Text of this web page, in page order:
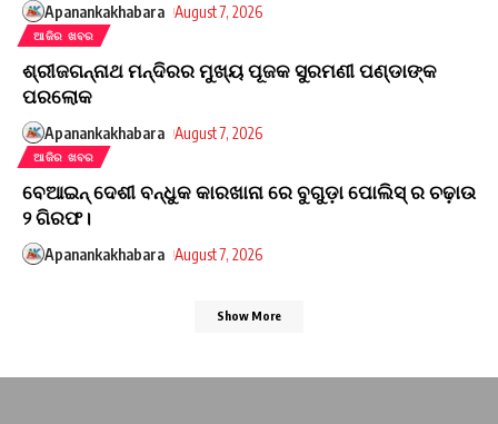
Apanankakhabara August 7, 2026
ଆଜିର ଖବର
ଶ୍ରୀଜଗନ୍ନାଥ ମନ୍ଦିରର ମୁଖ୍ୟ ପୂଜକ ସୁରମଣୀ ପଣ୍ଡାଙ୍କ
ପରଲୋକ
Apanankakhabara August 7, 2026
ଆଜିର ଖବର
ବେଆଇନ୍ ଦେଶୀ ବନ୍ଧୁକ କାରଖାନା ରେ ବୁଗୁଡ଼ା ପୋଲିସ୍ ର ଚଢ଼ାଉ
୨ ଗିରଫ।
Apanankakhabara August 7, 2026
Show More